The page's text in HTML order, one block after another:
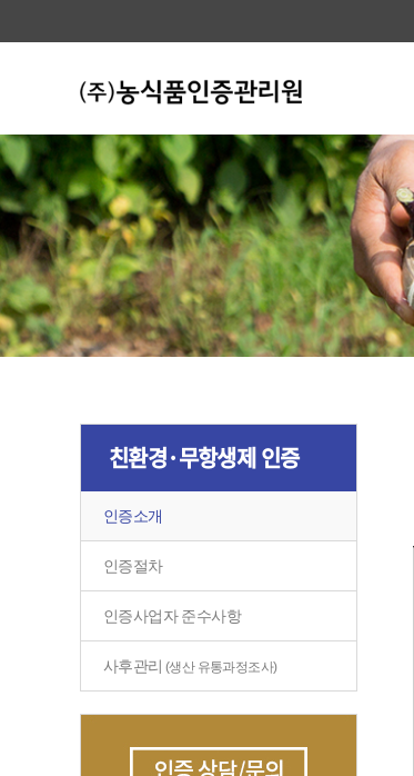
친환경·무항생제 인증
인증소개
인증절차
인증사업자 준수사항
사후관리 (생산 유통과정조사)